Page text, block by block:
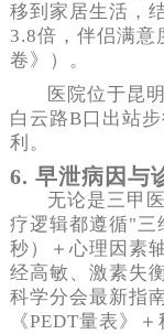
移到家居生活，
3.8倍，伴侣满意
卷》）。
医院位于昆
白云路B口出站
利。
6. 早泄病因与
无论是三甲
疗逻辑都遵循"三
秒）＋心理因素
经高敏、激素失
科学分会最新指
《PEDT量表》